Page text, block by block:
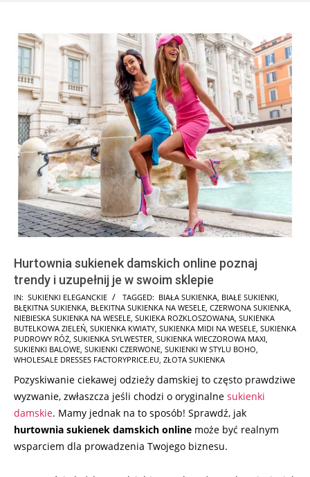
Hurtownia sukienek damskich online poznaj
trendy i uzupełnij je w swoim sklepie
2025-
01-
23
IN: SUKIENKI ELEGANCKIE TAGGED: BIAŁA SUKIENKA, BIAŁE SUKIENKI,
BŁĘKITNA SUKIENKA, BŁEKITNA SUKIENKA NA WESELE, CZERWONA SUKIENKA,
NIEBIESKA SUKIENKA NA WESELE, SUKIEKA ROZKLOSZOWANA, SUKIENKA
BUTELKOWA ZIELEŃ, SUKIENKA KWIATY, SUKIENKA MIDI NA WESELE, SUKIENKA
PUDROWY RÓŻ, SUKIENKA SYLWESTER, SUKIENKA WIECZOROWA MAXI,
SUKIENKI BALOWE, SUKIENKI CZERWONE, SUKIENKI W STYLU BOHO,
WHOLESALE DRESSES FACTORYPRICE.EU, ZŁOTA SUKIENKA
Pozyskiwanie ciekawej odzieży damskiej to często prawdziwe
wyzwanie, zwłaszcza jeśli chodzi o oryginalne sukienki
damskie. Mamy jednak na to sposób! Sprawdź, jak
hurtownia sukienek damskich online może być realnym
wsparciem dla prowadzenia Twojego biznesu.